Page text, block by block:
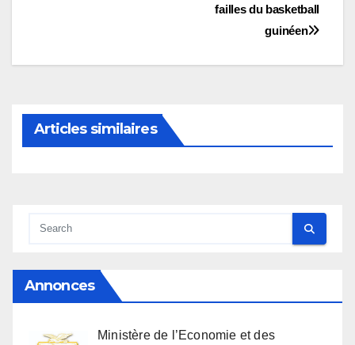
failles du basketball
guinéen
Articles similaires
Annonces
Ministère de l’Economie et des